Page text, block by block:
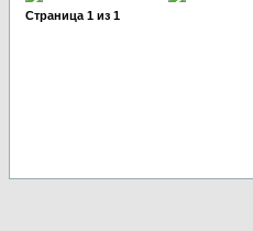
Страница 1 из 1